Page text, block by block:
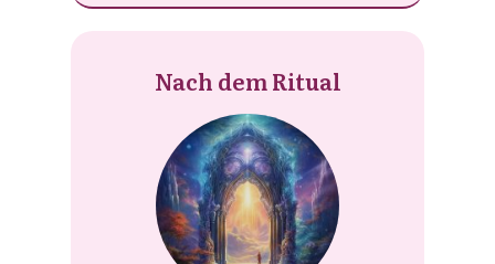
Nach dem Ritual